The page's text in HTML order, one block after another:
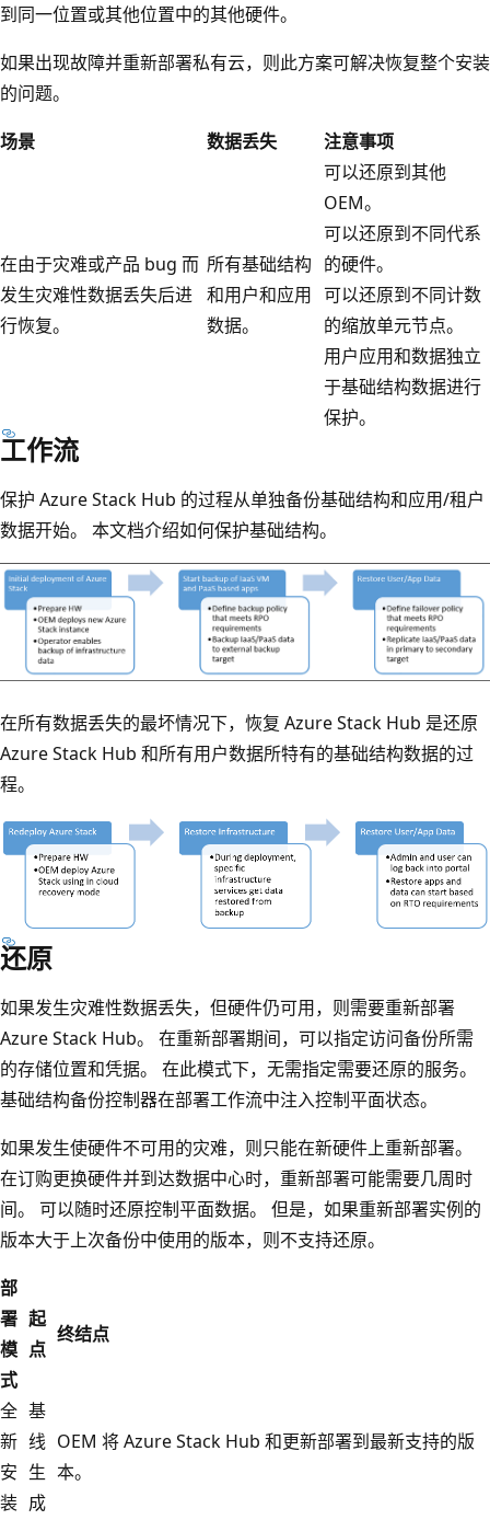
到同一位置或其他位置中的其他硬件。
如果出现故障并重新部署私有云，则此方案可解决恢复整个安装
的问题。
场景
数据丢失 注意事项
在由于灾难或产品 bug 而
发生灾难性数据丢失后进
行恢复。
所有基础结构
和用户和应用
数据。
可以还原到其他
OEM。
可以还原到不同代系
的硬件。
可以还原到不同计数
的缩放单元节点。
用户应用和数据独立
于基础结构数据进行
保护。
工作流
保护 Azure Stack Hub 的过程从单独备份基础结构和应用/租户
数据开始。 本文档介绍如何保护基础结构。
在所有数据丢失的最坏情况下，恢复 Azure Stack Hub 是还原
Azure Stack Hub 和所有用户数据所特有的基础结构数据的过
程。
还原
如果发生灾难性数据丢失，但硬件仍可用，则需要重新部署
Azure Stack Hub。 在重新部署期间，可以指定访问备份所需
的存储位置和凭据。 在此模式下，无需指定需要还原的服务。
基础结构备份控制器在部署工作流中注入控制平面状态。
如果发生使硬件不可用的灾难，则只能在新硬件上重新部署。
在订购更换硬件并到达数据中心时，重新部署可能需要几周时
间。 可以随时还原控制平面数据。 但是，如果重新部署实例的
版本大于上次备份中使用的版本，则不支持还原。
部
署
模
式
起
点
终结点
全
新
安
装
基
线
生
成
OEM 将 Azure Stack Hub 和更新部署到最新支持的版
本。